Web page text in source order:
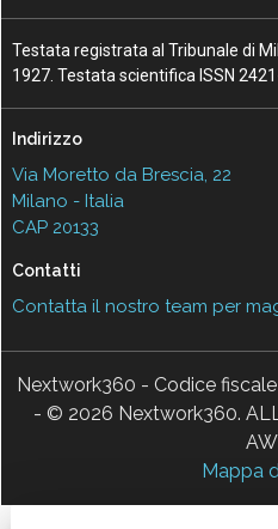
Testata registrata al Tribunale di
1927. Testata scientifica ISSN
Indirizzo
Via Moretto da Brescia, 22
Milano - Italia
CAP 20133
Contatti
Contatta il nostro team per
Nextwork360 - Codice
- © 2026 Nextwork360.
Mappa